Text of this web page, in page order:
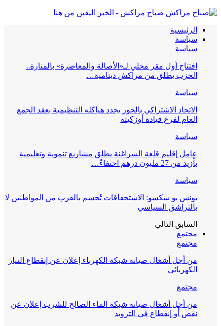
صباح مراكش - الخبر اليقين من هنا
الرئيسية
سياسة
سياسة
افتتاح أول مقر محلي لـ«الأصالة والمعاصرة» بالمنارة..
الحزب يطلق من مراكش دينامية…
سياسة
الاتحاد الاشتراكي بالحوز يجدد هياكله التنظيمية بعقد الجمع
العام لفرع قيادة أوزكيتة
سياسة
عامل إقليم قلعة السراغنة يطلق مشاريع تنموية وتعليمية
بأزيد من 27 مليون درهم احتفاءً…
سياسة
يونس بو سكسو: الاستحقاقات تُحسم بالقرب من المواطنين لا
بالتراشق السياسي
السابق التالي
مجتمع
مجتمع
من أجل أشغال صيانة شبكة الكهرباء إعلان عن إنقطاع التيار
الكهربائي
مجتمع
من أجل أشغال صيانة شبكة الماء الصالح للشرب إعلان عن
نقص أو إنقطاع في التزويد